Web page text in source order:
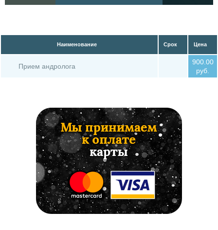
Наименование Срок Цена
Прием андролога
900.00
руб.